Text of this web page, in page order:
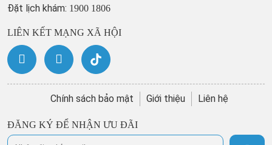
Đặt lịch khám: 1900 1806
LIÊN KẾT MẠNG XÃ HỘI
Chính sách bảo mật Giới thiệu Liên hệ
ĐĂNG KÝ ĐỂ NHẬN ƯU ĐÃI